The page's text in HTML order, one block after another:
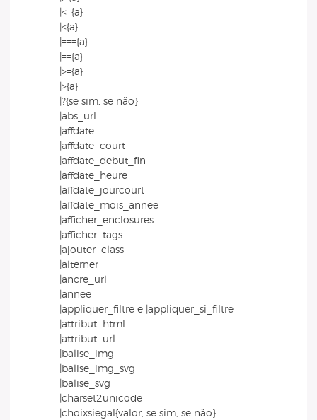
|<={a}
|<{a}
|==={a}
|=={a}
|>={a}
|>{a}
|?{se sim, se não}
|abs_url
|affdate
|affdate_court
|affdate_debut_fin
|affdate_heure
|affdate_jourcourt
|affdate_mois_annee
|afficher_enclosures
|afficher_tags
|ajouter_class
|alterner
|ancre_url
|annee
|appliquer_filtre e |appliquer_si_filtre
|attribut_html
|attribut_url
|balise_img
|balise_img_svg
|balise_svg
|charset2unicode
|choixsiegal{valor, se sim, se não}